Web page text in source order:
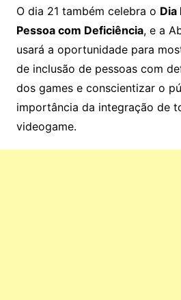
O dia 21 também celebra o Dia
Pessoa com Deficiência, e a
usará a oportunidade para
de inclusão de pessoas com
dos games e conscientizar o
importância da integração de
videogame.